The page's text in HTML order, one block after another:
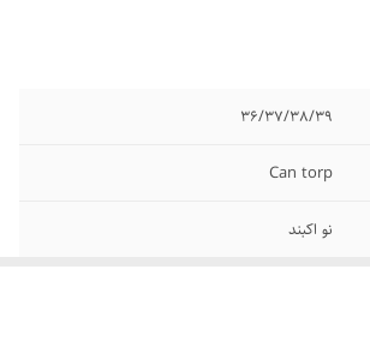
36/37/38/39
Can torp
نو اکبند